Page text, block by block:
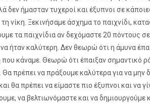
δεν ήμασταν τυχεροί και έξυπνοι σε
τη νίκη. Ξεκινήσαμε άσχημα το παιχνίδι,
τα παιχνίδια αν δεχόμαστε 20 πόντους
ήταν καλύτερη. Δεν θεωρώ ότι η άμυνα
που κάναμε. Θεωρώ ότι έπαιξαν σημαντικό
πρέπει να πράξουμε καλύτερα για να μην
θα πρέπει να είμαστε πιο έξυπνοι και να
να βελτιωνόμαστε και να